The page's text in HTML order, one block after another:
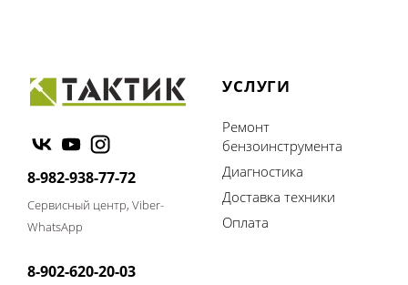
8-982-938-77-72
Сервисный центр, Viber-
WhatsApp
8-902-620-20-03
УСЛУГИ
Ремонт
бензоинструмента
Диагностика
Доставка техники
Оплата